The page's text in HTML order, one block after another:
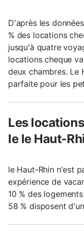
D'après les
% des locations
jusqu'à quatre
locations cheque
deux chambres. Le
parfaite pour les
Les
le le Haut-
le Haut-Rhin n'est
expérience de
10 % des
58 % disposent